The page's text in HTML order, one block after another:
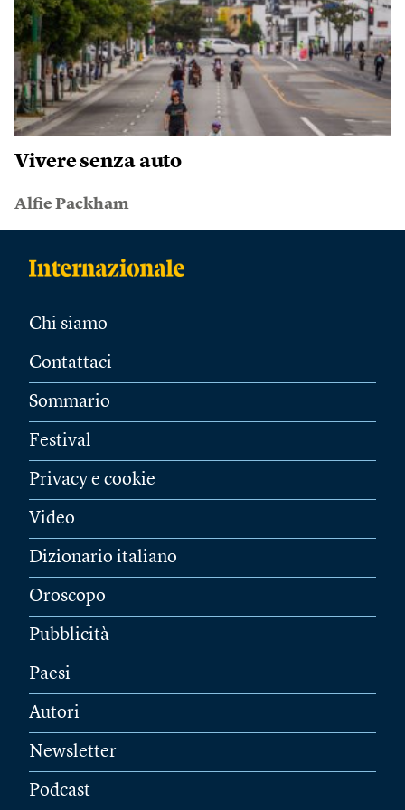
Vivere senza auto
Alfie Packham
Chi siamo
Contattaci
Sommario
Festival
Privacy e cookie
Video
Dizionario italiano
Oroscopo
Pubblicità
Paesi
Autori
Newsletter
Podcast